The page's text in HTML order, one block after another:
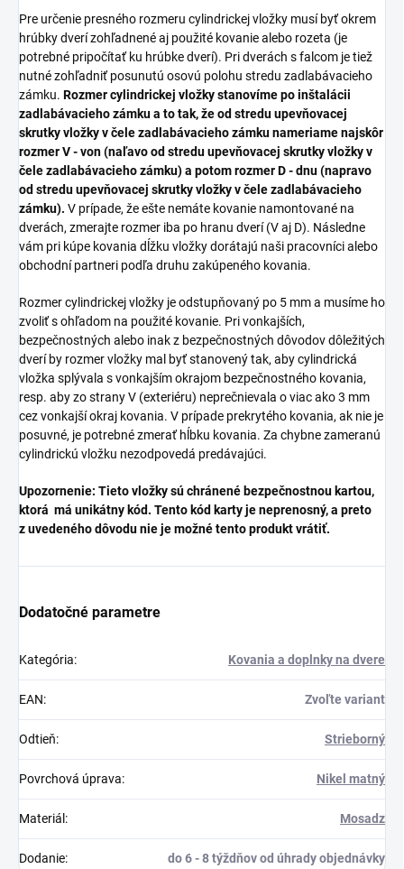
Pre určenie presného rozmeru cylindrickej vložky musí byť okrem
hrúbky dverí zohľadnené aj použité kovanie alebo rozeta (je
potrebné pripočítať ku hrúbke dverí). Pri dverách s falcom je tiež
nutné zohľadniť posunutú osovú polohu stredu zadlabávacieho
zámku. Rozmer cylindrickej vložky stanovíme po inštalácii
zadlabávacieho zámku a to tak, že od stredu upevňovacej
skrutky vložky v čele zadlabávacieho zámku nameriame najskôr
rozmer V - von (naľavo od stredu upevňovacej skrutky vložky v
čele zadlabávacieho zámku) a potom rozmer D - dnu (napravo
od stredu upevňovacej skrutky vložky v čele zadlabávacieho
zámku). V prípade, že ešte nemáte kovanie namontované na
dverách, zmerajte rozmer iba po hranu dverí (V aj D). Následne
vám pri kúpe kovania dĺžku vložky dorátajú naši pracovníci alebo
obchodní partneri podľa druhu zakúpeného kovania.
Rozmer cylindrickej vložky je odstupňovaný po 5 mm a musíme ho
zvoliť s ohľadom na použité kovanie. Pri vonkajších,
bezpečnostných alebo inak z bezpečnostných dôvodov dôležitých
dverí by rozmer vložky mal byť stanovený tak, aby cylindrická
vložka splývala s vonkajším okrajom bezpečnostného kovania,
resp. aby zo strany V (exteriéru) neprečnievala o viac ako 3 mm
cez vonkajší okraj kovania. V prípade prekrytého kovania, ak nie je
posuvné, je potrebné zmerať hĺbku kovania. Za chybne zameranú
cylindrickú vložku nezodpovedá predávajúci.
Upozornenie: Tieto vložky sú chránené bezpečnostnou kartou,
ktorá má unikátny kód. Tento kód karty je neprenosný, a preto
z uvedeného dôvodu nie je možné tento produkt vrátiť.
Dodatočné parametre
Kategória: Kovania a doplnky na dvere
EAN: Zvoľte variant
Odtieň: Strieborný
Povrchová úprava: Nikel matný
Materiál : Mosadz
Dodanie: do 6 - 8 týždňov od úhrady objednávky